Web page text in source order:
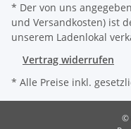
* Der von uns
und Versandkosten) ist
unserem Ladenlokal
Vertrag widerrufen
* Alle Preise inkl.
©